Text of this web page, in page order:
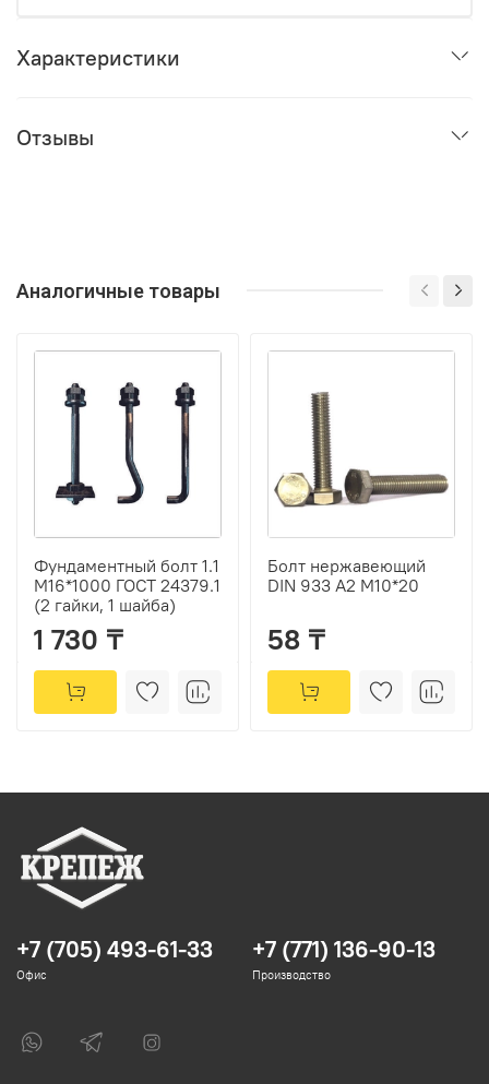
Характеристики
Отзывы
Аналогичные товары
Фундаментный болт 1.1
М16*1000 ГОСТ 24379.1
(2 гайки, 1 шайба)
1 730 ₸
Болт нержавеющий
DIN 933 А2 М10*20
58 ₸
+7 (705) 493-61-33
Офис
+7 (771) 136-90-13
Производство